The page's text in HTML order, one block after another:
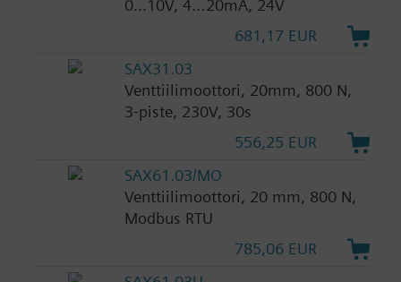
0...10V, 4…20mA, 24V
681,17 EUR
SAX31.03
Venttiilimoottori, 20mm, 800 N,
3-piste, 230V, 30s
556,25 EUR
SAX61.03/MO
Venttiilimoottori, 20 mm, 800 N,
Modbus RTU
785,06 EUR